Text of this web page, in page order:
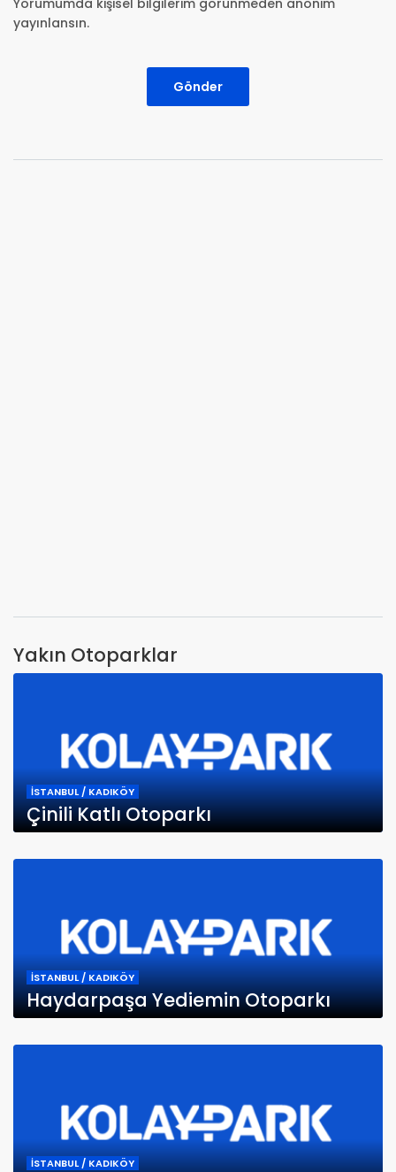
Yorumumda kişisel bilgilerim görünmeden anonim
yayınlansın.
Gönder
Yakın Otoparklar
İSTANBUL / KADIKÖY
Çinili Katlı Otoparkı
İSTANBUL / KADIKÖY
Haydarpaşa Yediemin Otoparkı
İSTANBUL / KADIKÖY